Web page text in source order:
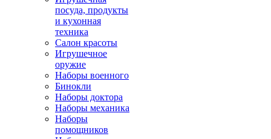
посуда, продукты
и кухонная
техника
Салон красоты
Игрушечное
оружие
Наборы военного
Бинокли
Наборы доктора
Наборы механика
Наборы
помощников